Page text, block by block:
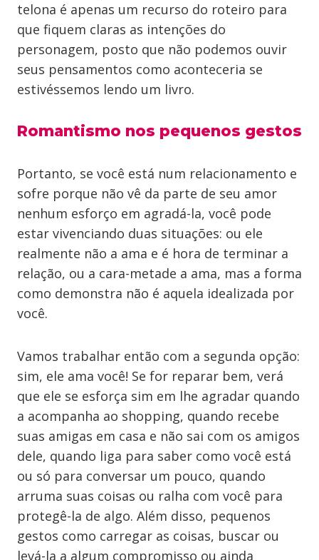
telona é apenas um recurso do roteiro para
que fiquem claras as intenções do
personagem, posto que não podemos ouvir
seus pensamentos como aconteceria se
estivéssemos lendo um livro.
Romantismo nos pequenos gestos
Portanto, se você está num relacionamento e
sofre porque não vê da parte de seu amor
nenhum esforço em agradá-la, você pode
estar vivenciando duas situações: ou ele
realmente não a ama e é hora de terminar a
relação, ou a cara-metade a ama, mas a forma
como demonstra não é aquela idealizada por
você.
Vamos trabalhar então com a segunda opção:
sim, ele ama você! Se for reparar bem, verá
que ele se esforça sim em lhe agradar quando
a acompanha ao shopping, quando recebe
suas amigas em casa e não sai com os amigos
dele, quando liga para saber como você está
ou só para conversar um pouco, quando
arruma suas coisas ou ralha com você para
protegê-la de algo. Além disso, pequenos
gestos como carregar as coisas, buscar ou
levá-la a algum compromisso ou ainda